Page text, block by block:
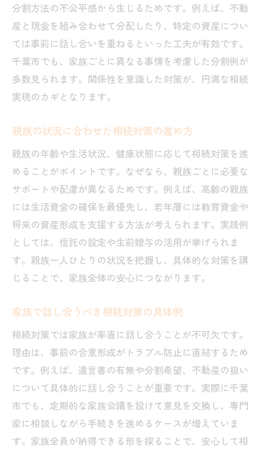
分割方法の不公平感から生じるためです。例えば、不動
産と現金を組み合わせて分配したり、特定の資産につい
ては事前に話し合いを重ねるといった工夫が有効です。
千葉市でも、家族ごとに異なる事情を考慮した分割例が
多数見られます。関係性を意識した対策が、円満な相続
実現のカギとなります。
親族の状況に合わせた相続対策の進め方
親族の年齢や生活状況、健康状態に応じて相続対策を進
めることがポイントです。なぜなら、親族ごとに必要な
サポートや配慮が異なるためです。例えば、高齢の親族
には生活資金の確保を最優先し、若年層には教育資金や
将来の資産形成を支援する方法が考えられます。実践例
としては、信託の設定や生前贈与の活用が挙げられま
す。親族一人ひとりの状況を把握し、具体的な対策を講
じることで、家族全体の安心につながります。
家族で話し合うべき相続対策の具体例
相続対策では家族が率直に話し合うことが不可欠です。
理由は、事前の合意形成がトラブル防止に直結するため
です。例えば、遺言書の有無や分割希望、不動産の扱い
について具体的に話し合うことが重要です。実際に千葉
市でも、定期的な家族会議を設けて意見を交換し、専門
家に相談しながら手続きを進めるケースが増えていま
す。家族全員が納得できる形を探ることで、安心して相